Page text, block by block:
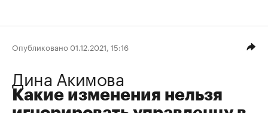
Опубликовано 01.12.2021, 15:16
Дина Акимова
Какие изменения нельзя